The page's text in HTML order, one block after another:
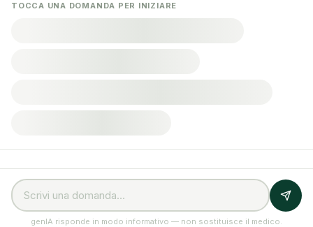
TOCCA UNA DOMANDA PER INIZIARE
genIA risponde in modo informativo — non sostituisce il medico.